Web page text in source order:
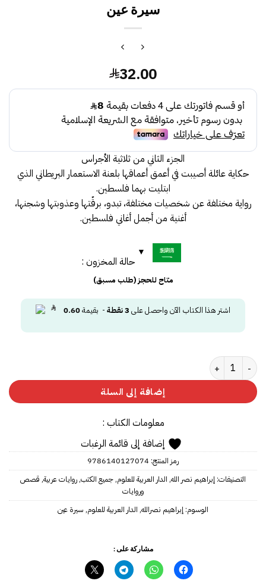
سيرة عين‎
32.00
الجزء الثاني من ثلاثية الأجراس
حكاية عائلة أصيبت في أعمق أعماقها بلعنة الاستعمار البريطاني الذي
ابتليت بهما فلسطين.
رواية مختلفة عن شخصيات مختلفة، تبدو، برقّتها وعذوبتها وشجنها،
أغنية من أجمل أغاني فلسطين.
حالة المخزون :
متاح للحجز (طلب مسبق)
اشتر هذا الكتاب الآن واحصل على 3نقطة- بقيمة0.60
كمية سيرة عين‎
إضافة إلى السلة
معلومات الكتاب :
إضافة إلى قائمة الرغبات
رمز المنتج: 9786140127074
التصنيفات: إبراهيم نصر الله, الدار العربية للعلوم,جميع الكتب,روايات عربية, قصص
وروايات
الوسوم: إبراهيم نصرالله, الدار العربية للعلوم, سيرة عين
مشاركة على :